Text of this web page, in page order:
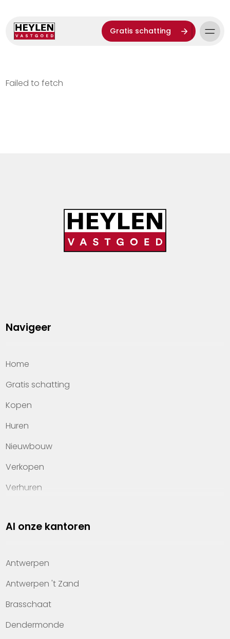
Gratis schatting
Failed to fetch
Navigeer
Home
Gratis schatting
Kopen
Huren
Nieuwbouw
Verkopen
Verhuren
Property management
Kennis van wonen
Kantoren
Veelgestelde vragen
Werken bij Heylen Vastgoed
Al onze kantoren
Antwerpen
Antwerpen 't Zand
Brasschaat
Dendermonde